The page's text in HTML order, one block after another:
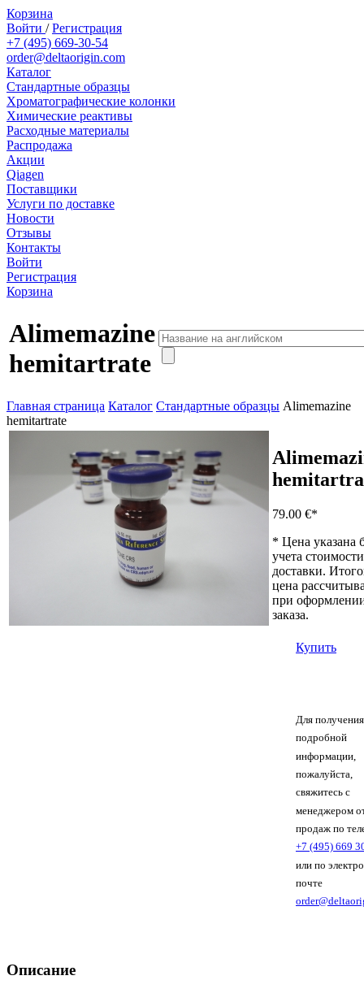
Корзина
Войти /Регистрация
+7 (495) 669-30-54
order@deltaorigin.com
Каталог
Стандартные образцы
Хроматографические колонки
Химические реактивы
Расходные материалы
Распродажа
Акции
Qiagen
Поставщики
Услуги по доставке
Новости
Отзывы
Контакты
Войти
Регистрация
Корзина
Alimemazine
hemitartrate
Главная страница Каталог Стандартные образцы Alimemazine
hemitartrate
79.00 €*
* Цена указана
учета стоимости
доставки.
цена
при
заказа.
Купить
Для
подробной
информации,
пожалуйста,
свяжитесь с
менеджером
продаж по
+7 (495) 669
или по
почте
Описание